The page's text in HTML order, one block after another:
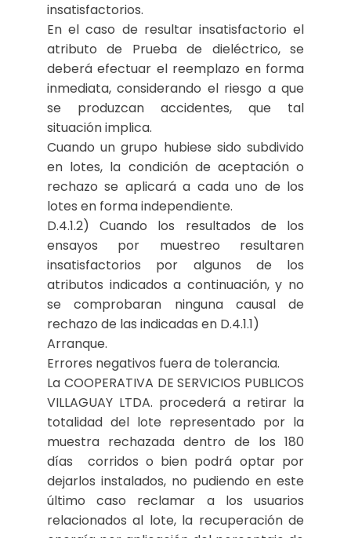
insatisfactorios.
En el caso de resultar insatisfactorio el
atributo de Prueba de dieléctrico, se
deberá efectuar el reemplazo en forma
inmediata, considerando el riesgo a que
se produzcan accidentes, que tal
situación implica.
Cuando un grupo hubiese sido subdivido
en lotes, la condición de aceptación o
rechazo se aplicará a cada uno de los
lotes en forma independiente.
D.4.1.2) Cuando los resultados de los
ensayos por muestreo resultaren
insatisfactorios por algunos de los
atributos indicados a continuación, y no
se comprobaran ninguna causal de
rechazo de las indicadas en D.4.1.1)
Arranque.
Errores negativos fuera de tolerancia.
La COOPERATIVA DE SERVICIOS PUBLICOS
VILLAGUAY LTDA. procederá a retirar la
totalidad del lote representado por la
muestra rechazada dentro de los 180
días corridos o bien podrá optar por
dejarlos instalados, no pudiendo en este
último caso reclamar a los usuarios
relacionados al lote, la recuperación de